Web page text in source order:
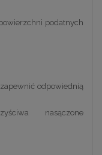
podatnych
odpowiednią
nasączone